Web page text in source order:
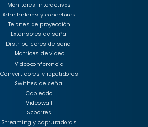
Monitores interactivos
Adaptadores y conectores
Telones de proyección
Extensores de señal
Distribuidores de señal
Matrices de video
Videoconferencia
Convertidores y repetidores
Swithes de señal
Cableado
Videowall
Soportes
Streaming y capturadoras